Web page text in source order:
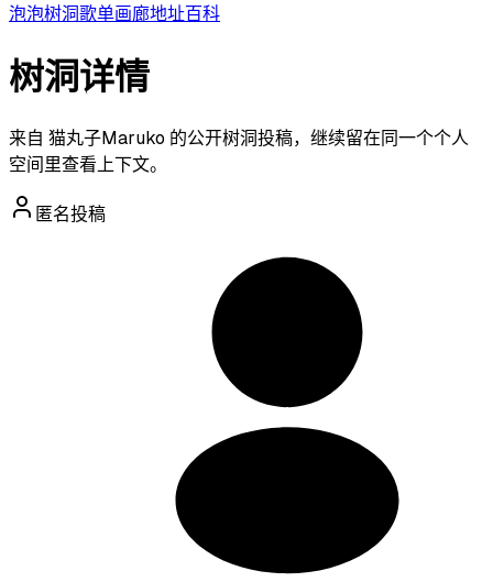
泡泡树洞歌单画廊地址百科
树洞详情
来自 猫丸子Maruko 的公开树洞投稿，继续留在同一个个人
空间里查看上下文。
匿名投稿